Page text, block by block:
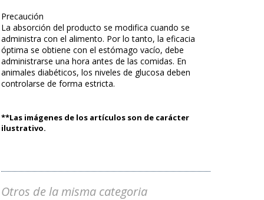
Precaución
La absorción del producto se modifica cuando se
administra con el alimento. Por lo tanto, la eficacia
óptima se obtiene con el estómago vacío, debe
administrarse una hora antes de las comidas. En
animales diabéticos, los niveles de glucosa deben
controlarse de forma estricta.
**Las imágenes de los artículos son de carácter
ilustrativo.
Otros de la misma categoria